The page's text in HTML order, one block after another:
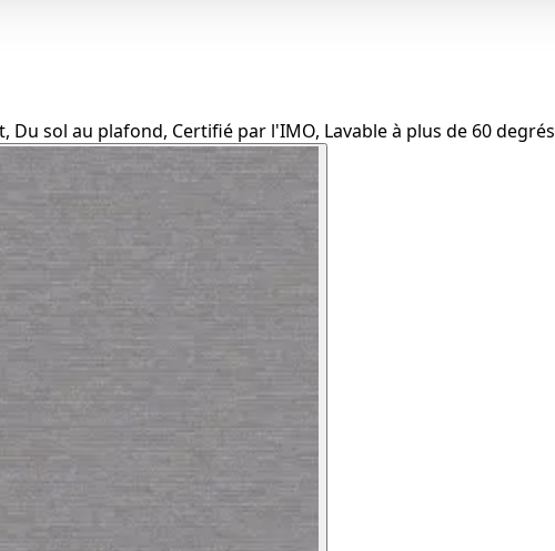
Du sol au plafond, Certifié par l'IMO, Lavable à plus de 60 degrés